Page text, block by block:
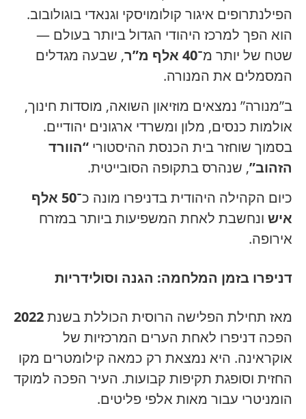
הפילנתרופים איגור קולומויסקי וגנאדי בוגולובוב.
הוא הפך למרכז היהודי הגדול ביותר בעולם —
שטח של יותר מ־40 אלף מ”ר
, שבעה מגדלים
המסמלים את המנורה.
ב”מנורה” נמצאים מוזיאון השואה, מוסדות חינוך,
אולמות כנסים, מלון ומשרדי ארגונים יהודיים.
בסמוך שוחזר בית הכנסת ההיסטורי “הוורד
הזהוב”, שנהרס בתקופה הסובייטית.
כיום הקהילה היהודית בדניפרו מונה כ־
50 אלף
איש ונחשבת לאחת המשפיעות ביותר במזרח
אירופה.
דניפרו בזמן המלחמה: הגנה וסולידריות
מאז תחילת הפלישה הרוסית הכוללת בשנת2022
הפכה דניפרו לאחת הערים המרכזיות של
אוקראינה. היא נמצאת רק כמאה קילומטרים מקו
החזית וסופגת תקיפות קבועות. העיר הפכה למוקד
הומניטרי עבור מאות אלפי פליטים.